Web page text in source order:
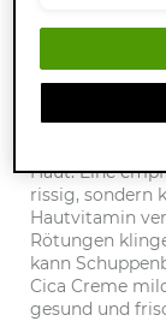
Wirkstoff aus
regenerierend
stimuliert die
schneller
Dexpanthenol
Haut. Eine
rissig, sondern
Hautvitamin
Rötungen
kann
Cica Creme
gesund und